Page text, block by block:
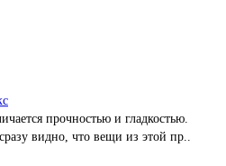
прочностью и гладкостью.
видно, что вещи из этой пр..